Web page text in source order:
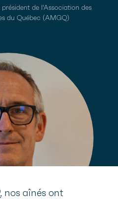
président de l'Association des
du Québec (AMGQ)
nos aînés ont